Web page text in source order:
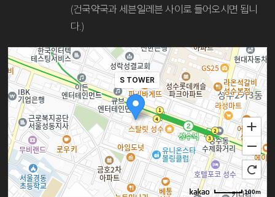
(건국약국과 세븐일레븐 사이로 들어오시면 됩니
다.)
S TOWER
100m